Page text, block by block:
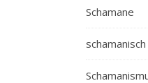
Schamane
schamanisch